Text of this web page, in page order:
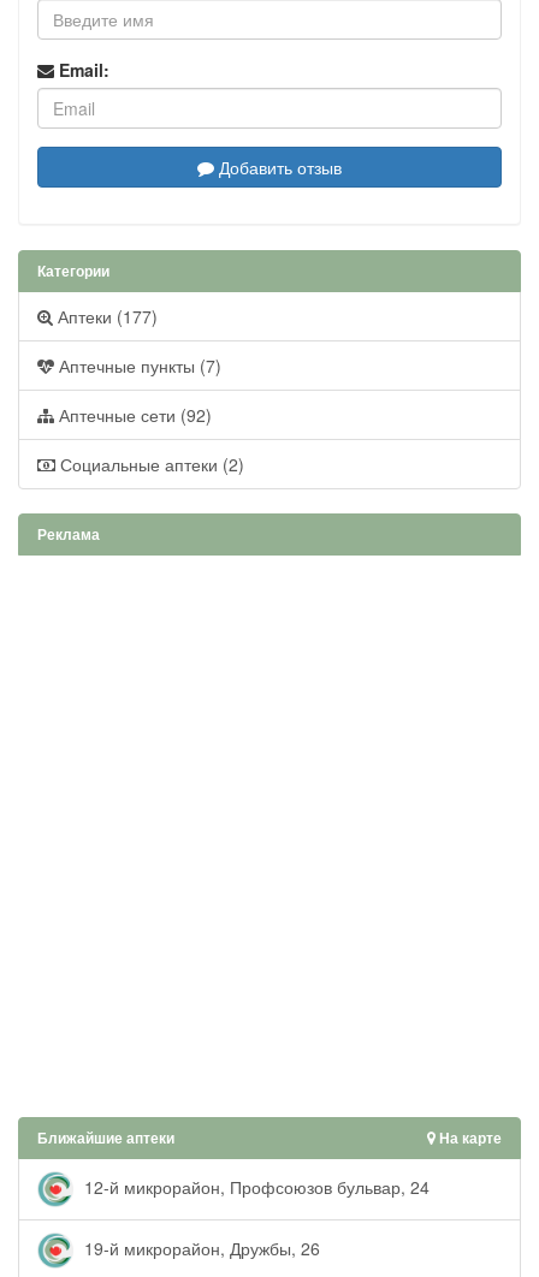
Email:
Добавить отзыв
Категории
Аптеки (177)
Аптечные пункты (7)
Аптечные сети (92)
Социальные аптеки (2)
Реклама
Ближайшие аптеки На карте
12-й микрорайон, Профсоюзов бульвар, 24
19-й микрорайон, Дружбы, 26